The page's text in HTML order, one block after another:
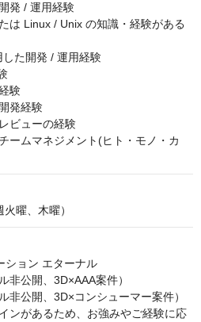
発 / 運用経験
は Linux / Unix の知識・経験がある
した開発 / 運用経験
験
発経験
ビューの経験
ームマネジメント(ヒト・モノ・カ
曜、木曜）
ション エターナル
非公開、3D×AAA案件）
非公開、3D×コンシューマー案件）
ンがあるため、お強みやご経験に応